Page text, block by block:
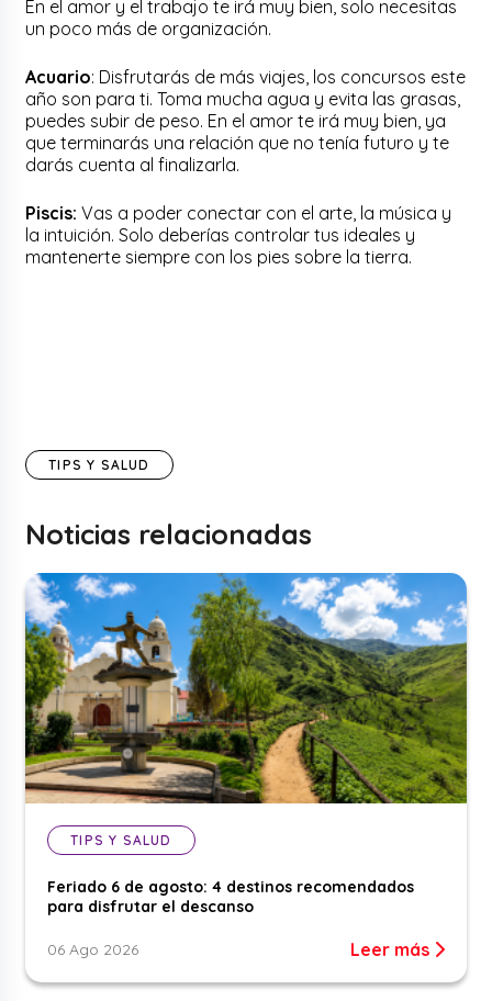
En el amor y el trabajo te irá muy bien, solo necesitas
un poco más de organización.
Acuario: Disfrutarás de más viajes, los concursos este
año son para ti. Toma mucha agua y evita las grasas,
puedes subir de peso. En el amor te irá muy bien, ya
que terminarás una relación que no tenía futuro y te
darás cuenta al finalizarla.
Piscis: Vas a poder conectar con el arte, la música y
la intuición. Solo deberías controlar tus ideales y
mantenerte siempre con los pies sobre la tierra.
TIPS Y SALUD
Noticias relacionadas
TIPS Y SALUD
Feriado 6 de agosto: 4 destinos recomendados
para disfrutar el descanso
06 Ago 2026 Leer más